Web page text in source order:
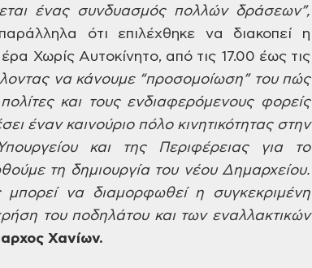
ένας συνδυασμός πολλών δράσεων”,
ότι επιλέχθηκε να διακοπεί η
Χωρίς Αυτοκίνητο, από τις 17.00 έως τις
να κάνουμε “προσομοίωση” του πώς
και τους ενδιαφερόμενουςφορείς
έναν καινούριοπόλο κινητικότητας στην
και της Περιφέρειας για το
τη δημιουργία του νέου Δημαρχείου.
να διαμορφωθεί η συγκεκριμένη
τουποδηλάτου και των εναλλακτικών
Χανίων.